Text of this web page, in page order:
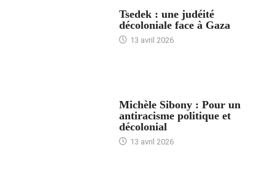
Tsedek : une judéité
décoloniale face à Gaza
13 avril 2026
Michèle Sibony : Pour un
antiracisme politique et
décolonial
13 avril 2026